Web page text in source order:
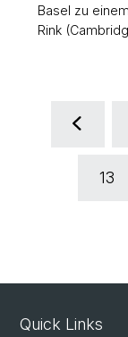
Basel zu
Rink
13
Quick Links